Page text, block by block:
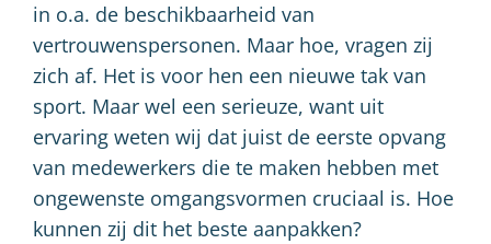
in o.a. de beschikbaarheid van
vertrouwenspersonen. Maar hoe, vragen zij
zich af. Het is voor hen een nieuwe tak van
sport. Maar wel een serieuze, want uit
ervaring weten wij dat juist de eerste opvang
van medewerkers die te maken hebben met
ongewenste omgangsvormen cruciaal is. Hoe
kunnen zij dit het beste aanpakken?